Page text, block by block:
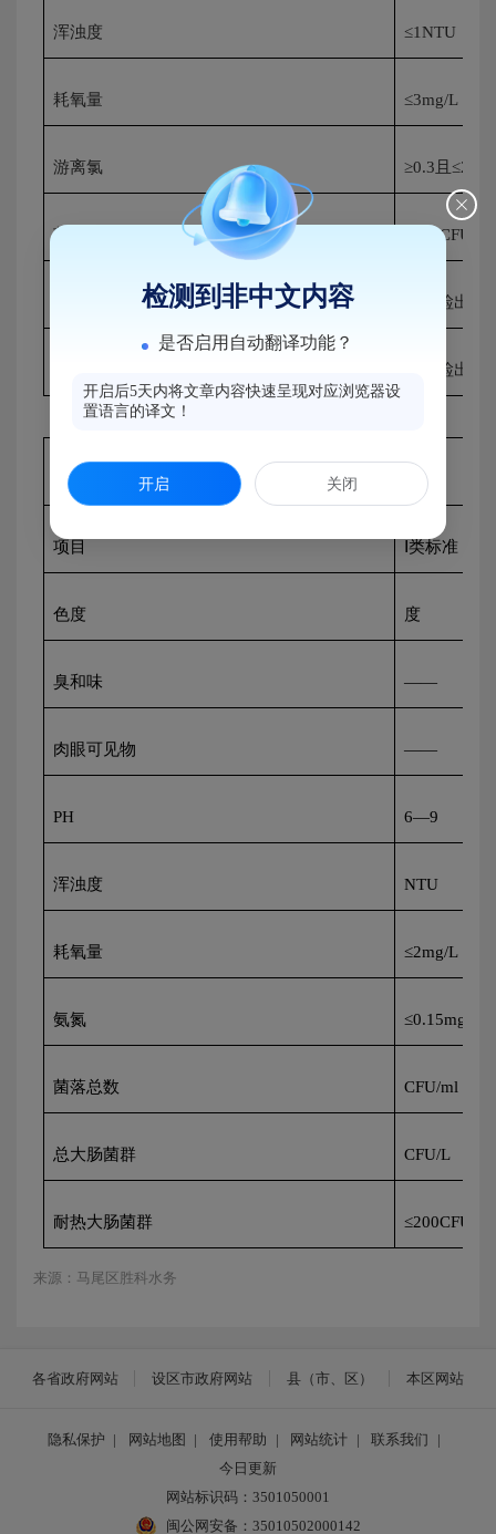
浑浊度 ≤1NTU
耗氧量 ≤3mg/L
游离氯 ≥0.3 且≤
菌落总数 100CFU/ml
不应检出
不应检出
项目 Ⅰ类标准
色度 度
臭和味 ——
肉眼可见物 ——
PH 6—9
浑浊度 NTU
耗氧量 ≤2mg/L
氨氮 ≤0.15mg/L
菌落总数 CFU/ml
总大肠菌群 CFU/L
耐热大肠菌群 ≤200CFU/L
来源：马尾区胜科水务
各省政府网站 设区市政府网站 县（市、区） 本区网站
隐私保护 | 网站地图 | 使用帮助 | 网站统计 | 联系我们
|
今日更新
网站标识码：3501050001
闽公网安备：35010502000142
检测到非中文内容
是否启用自动翻译功能？
开启后5天内将文章内容快速呈现对应浏览器设
置语言的译文！
开启 关闭